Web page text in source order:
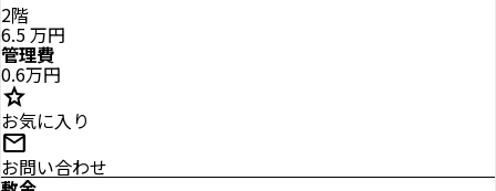
2階
6.5万円
管理費
0.6万円
star
お気に入り
mail
お問い合わせ